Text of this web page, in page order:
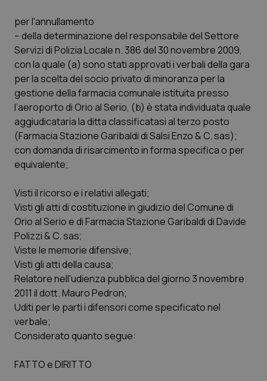
Calabria
Campania
Emilia-Romagna
Friuli Venezia Giulia
Lazio
Liguria
Lombardia
Marche
Molise
Piemonte
Provincia Autonoma di Bolzano
Provincia Autonoma di Trento
Asma & BPCO
Car-T
Colesterolo & coronaropatie
Dermatite Atopica
Diabete & glucometri
Disturbi dell’umore
Dolore
Donna & Salute
Epatiti
HIV
Infezioni & Febbre
Ipertensione & Scompenso
per l'annullamento
– della determinazione del responsabile del Settore
Servizi di Polizia Locale n. 386 del 30 novembre 2009,
con la quale (a) sono stati approvati i verbali della gara
per la scelta del socio privato di minoranza per la
gestione della farmacia comunale istituita presso
l’aeroporto di Orio al Serio, (b) è stata individuata quale
aggiudicataria la ditta classificatasi al terzo posto
(Farmacia Stazione Garibaldi di Salsi Enzo & C. sas);
con domanda di risarcimento in forma specifica o per
equivalente;
Visti il ricorso e i relativi allegati;
Visti gli atti di costituzione in giudizio del Comune di
Orio al Serio e di Farmacia Stazione Garibaldi di Davide
Polizzi & C. sas;
Viste le memorie difensive;
Visti gli atti della causa;
Relatore nell'udienza pubblica del giorno 3 novembre
2011 il dott. Mauro Pedron;
Uditi per le parti i difensori come specificato nel
verbale;
Considerato quanto segue:
FATTO e DIRITTO